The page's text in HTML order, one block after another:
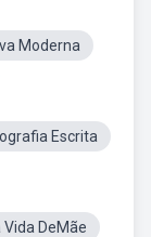
Moderna
Escrita
DeMãe